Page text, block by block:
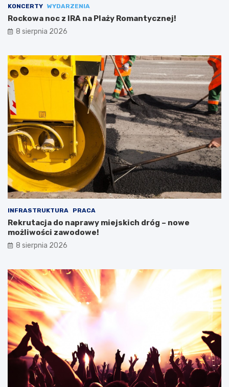
KONCERTY WYDARZENIA
Rockowa noc z IRA na Plaży Romantycznej!
8 sierpnia 2026
INFRASTRUKTURA PRACA
Rekrutacja do naprawy miejskich dróg – nowe
możliwości zawodowe!
8 sierpnia 2026